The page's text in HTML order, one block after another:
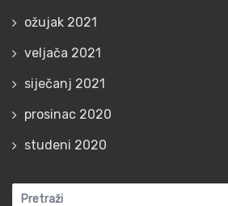
ožujak 2021
veljača 2021
siječanj 2021
prosinac 2020
studeni 2020